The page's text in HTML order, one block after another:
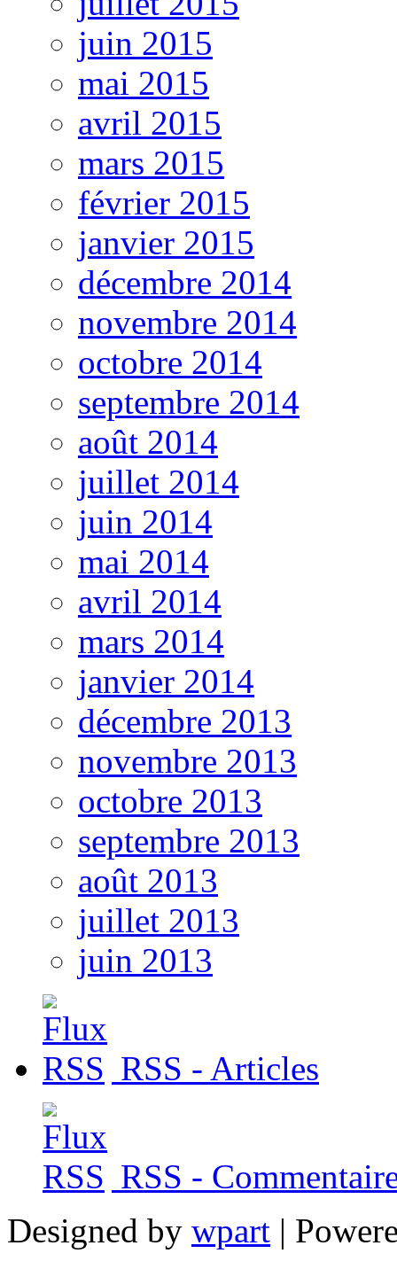
juin 2015
mai 2015
avril 2015
mars 2015
février 2015
janvier 2015
décembre 2014
novembre 2014
octobre 2014
septembre 2014
août 2014
juillet 2014
juin 2014
mai 2014
avril 2014
mars 2014
janvier 2014
décembre 2013
novembre 2013
octobre 2013
septembre 2013
août 2013
juillet 2013
juin 2013
RSS - Articles
RSS -
Designed by wpart |